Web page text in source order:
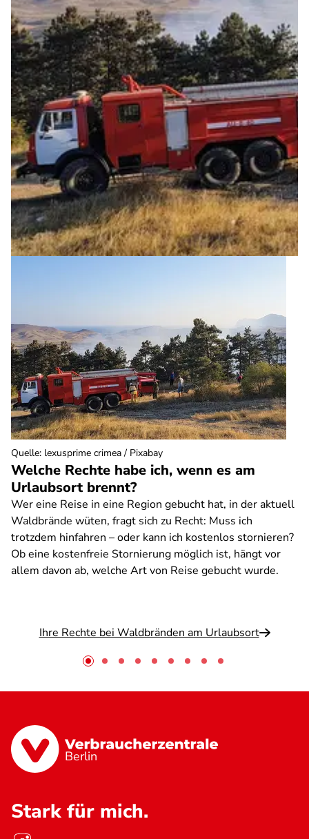
Welche Rechte habe ich, wenn es am
Urlaubsort brennt?
Wer eine Reise in eine Region gebucht hat, in der aktuell
Waldbrände wüten, fragt sich zu Recht: Muss ich
trotzdem hinfahren – oder kann ich kostenlos stornieren?
Ob eine kostenfreie Stornierung möglich ist, hängt vor
allem davon ab, welche Art von Reise gebucht wurde.
Ihre Rechte bei Waldbränden am Urlaubsort
Quelle: lexusprime crimea / Pixabay
Berlin
Stark für mich.